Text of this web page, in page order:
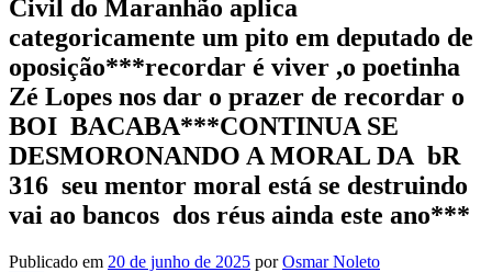
Civil do Maranhão aplica
categoricamente um pito em deputado de
oposição***recordar é viver ,o poetinha
Zé Lopes nos dar o prazer de recordar o
BOI BACABA***CONTINUA SE
DESMORONANDO A MORAL DA bR
316 seu mentor moral está se destruindo
vai ao bancos dos réus ainda este ano***
Publicado em 20 de junho de 2025 porOsmar Noleto